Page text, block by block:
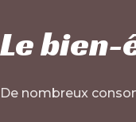
Le
De nombreux